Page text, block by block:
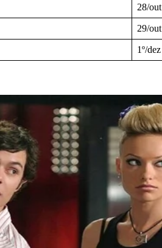
28/out
29/out
1º/dez